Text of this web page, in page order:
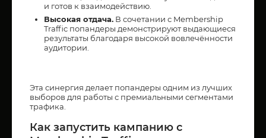
и готов к взаимодействию.
Высокая отдача. В сочетании с Membership
Traffic попандеры демонстрируют выдающиеся
результаты благодаря высокой вовлечённости
аудитории.
Эта синергия делает попандеры одним из лучших
выборов для работы с премиальными сегментами
трафика.
Как запустить кампанию с